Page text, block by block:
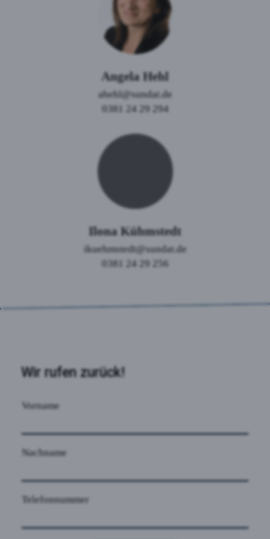
Angela Hehl
ahehl@sundat.de
0381 24 29 294
Ilona Kühmstedt
ikuehmstedt@sundat.de
0381 24 29 256
Wir rufen zurück!
Vorname
Nachname
Telefonnummer